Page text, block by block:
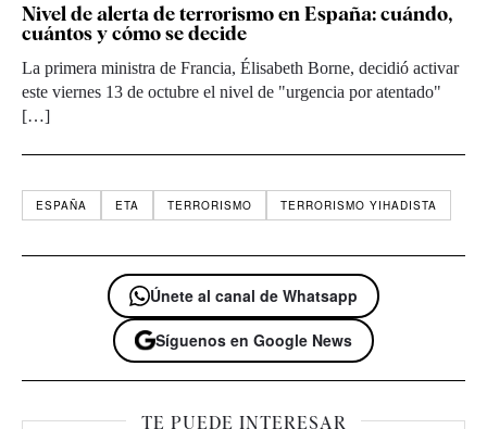
Nivel de alerta de terrorismo en España: cuándo,
cuántos y cómo se decide
La primera ministra de Francia, Élisabeth Borne, decidió activar
este viernes 13 de octubre el nivel de "urgencia por atentado"
[…]
ESPAÑA ETA TERRORISMO TERRORISMO YIHADISTA
Únete al canal de Whatsapp
Síguenos en Google News
TE PUEDE INTERESAR